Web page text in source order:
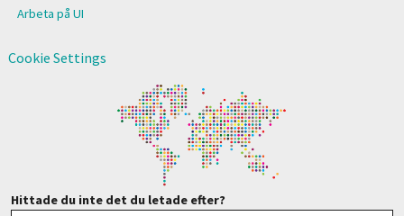
Arbeta på UI
Cookie Settings
Hittade du inte det du letade efter?